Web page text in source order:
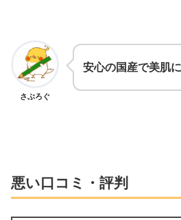
さぶろぐ
安心の国産で美肌
悪い口コミ・評判